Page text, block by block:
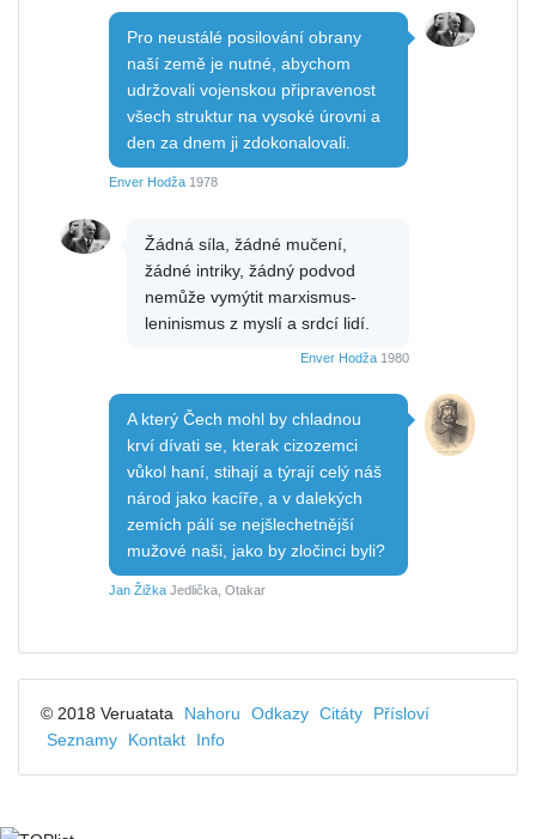
Pro neustálé posilování obrany
naší země je nutné, abychom
udržovali vojenskou připravenost
všech struktur na vysoké úrovni a
den za dnem ji zdokonalovali.
Enver Hodža 1978
Žádná síla, žádné mučení,
žádné intriky, žádný podvod
nemůže vymýtit marxismus-
leninismus z myslí a srdcí lidí.
Enver Hodža 1980
A který Čech mohl by chladnou
krví dívati se, kterak cizozemci
vůkol haní, stihají a týrají celý náš
národ jako kacíře, a v dalekých
zemích pálí se nejšlechetnější
mužové naši, jako by zločinci byli?
Jan Žižka Jedlička, Otakar
© 2018 Veruatata Nahoru Odkazy Citáty
Přísloví
Seznamy
Kontakt Info